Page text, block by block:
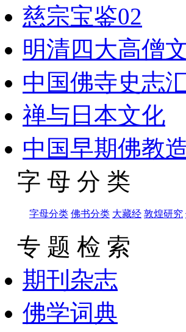
慈宗宝鉴02
明清四大高僧
中国佛寺史志
禅与日本文化
中国早期佛教
字 母 分 类
字母分类 佛书分类 大藏经 敦煌研究
专 题 检 索
期刊杂志
佛学词典